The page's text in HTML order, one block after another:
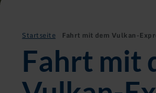
Startseite Fahrt mit dem Vulkan-
Fahrt mit